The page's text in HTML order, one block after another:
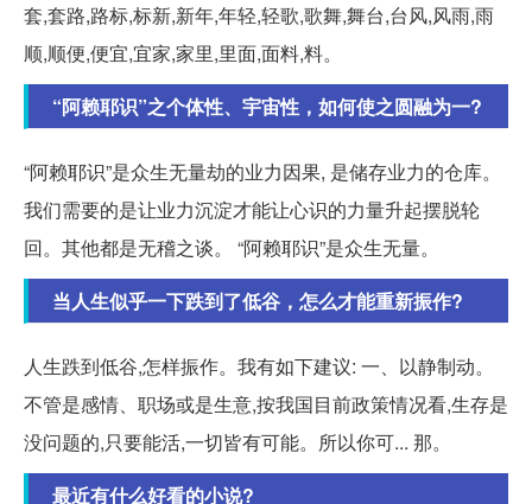
套,套路,路标,标新,新年,年轻,轻歌,歌舞,舞台,台风,风雨,雨
顺,顺便,便宜,宜家,家里,里面,面料,料。
“阿赖耶识”之个体性、宇宙性，如何使之圆融为一?
“阿赖耶识”是众生无量劫的业力因果, 是储存业力的仓库。
我们需要的是让业力沉淀才能让心识的力量升起摆脱轮
回。其他都是无稽之谈。 “阿赖耶识”是众生无量。
当人生似乎一下跌到了低谷，怎么才能重新振作?
人生跌到低谷,怎样振作。我有如下建议: 一、以静制动。
不管是感情、职场或是生意,按我国目前政策情况看,生存是
没问题的,只要能活,一切皆有可能。所以你可... 那。
最近有什么好看的小说?